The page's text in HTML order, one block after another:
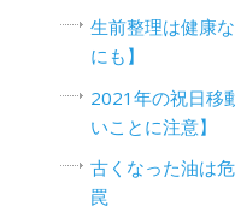
生前整理は健康
にも】
2021年の祝日移
いことに注意】
古くなった油は
罠